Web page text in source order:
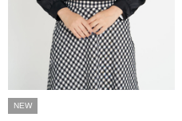
NEW